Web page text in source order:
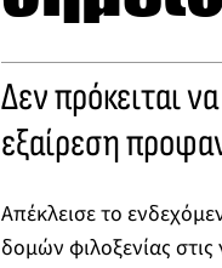
Δεν πρόκειται
εξαίρεση
Απέκλεισε το
δομών φιλοξενίας